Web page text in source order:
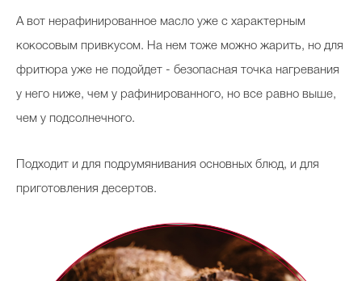
А вот нерафинированное масло уже с характерным
кокосовым привкусом. На нем тоже можно жарить, но для
фритюра уже не подойдет - безопасная точка нагревания
у него ниже, чем у рафинированного, но все равно выше,
чем у подсолнечного.
Подходит и для подрумянивания основных блюд, и для
приготовления десертов.